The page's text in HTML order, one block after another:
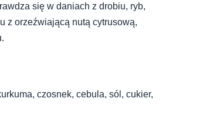
się w daniach z drobiu, ryb,
z orzeźwiającą nutą cytrusową,
czosnek, cebula, sól, cukier,